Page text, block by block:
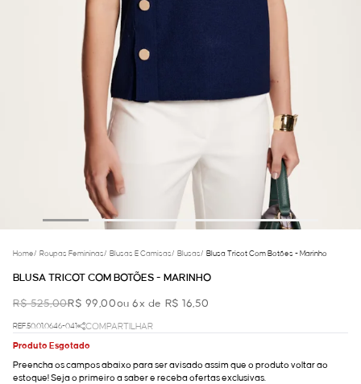
Home/ Roupas Femininas/ Blusas E Camisas/ Blusas/ Blusa Tricot Com Botões - Marinho
BLUSA TRICOT COM BOTÕES - MARINHO
R$ 525,00R$ 99,00ou 6x de R$ 16,50
REF.50.01.0646-041
COMPARTILHAR
Produto Esgotado
Preencha os campos abaixo para ser avisado assim que o produto voltar ao
estoque! Seja o primeiro a saber e receba ofertas exclusivas.